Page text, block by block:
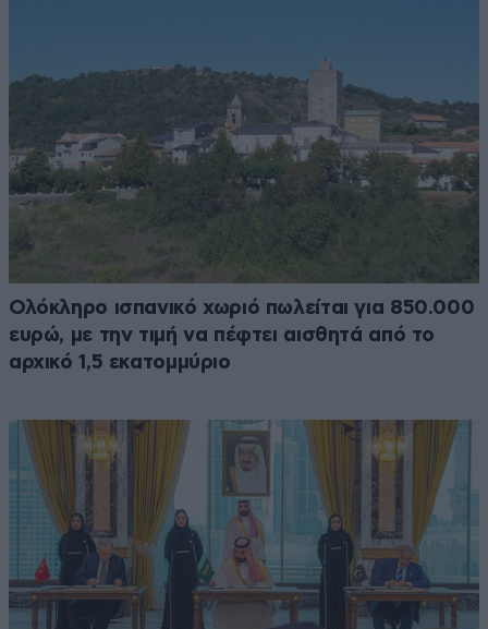
Ολόκληρο ισπανικό χωριό πωλείται για 850.000
ευρώ, με την τιμή να πέφτει αισθητά από το
αρχικό 1,5 εκατομμύριο